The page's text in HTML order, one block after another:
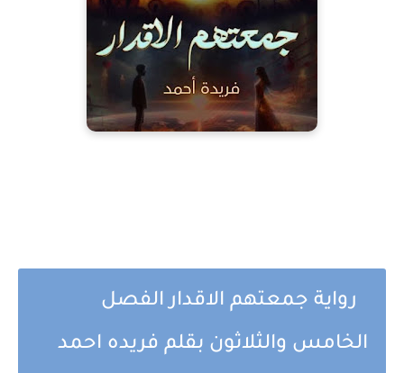
رواية جمعتهم الاقدار الفصل
الخامس والثلاثون بقلم فريده احمد